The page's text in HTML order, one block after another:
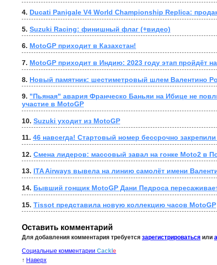
4. Ducati Panigale V4 World Championship Replica:
5. Suzuki Racing: финишный флаг (+видео)
6. MotoGP приходит в Казахстан!
7. MotoGP приходит в Индию: 2023 году этап пройдёт
8. Новый памятник: шестиметровый шлем Валентино
9. "Пьяная" авария Франческо Баньяи на Ибице не
участие в MotoGP
10. Suzuki уходит из MotoGP
11. 46 навсегда! Стартовый номер бессрочно
12. Смена лидеров: массовый завал на гонке Moto2 в
13. ITA Airways вывела на линию самолёт имени
14. Бывший гонщик MotoGP Дани Педроса
15. Tissot представила новую коллекцию часов MotoGP
Оставить комментарий
Для добавления комментария требуется зарегистрироваться или
Социальные комментарии Cackl e
↑ Наверх